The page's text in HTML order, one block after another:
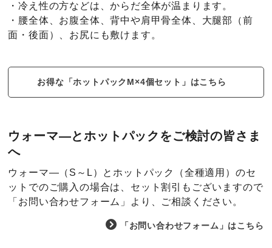
・冷え性の方などは、からだ全体が温まります。
・腰全体、お腹全体、背中や肩甲骨全体、大腿部（前
面・後面）、お尻にも敷けます。
お得な「ホットパックM×4個セット」はこちら
ウォーマ―とホットパックをご検討の皆さま
へ
ウォーマ―（S～L）とホットパック（全種適用）のセ
ットでのご購入の場合は、セット割引もございますので
「 お問い合わせフォーム 」より、ご相談ください。
「お問い合わせフォーム」はこちら